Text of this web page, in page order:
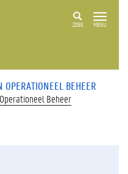
ZOEK MENU
OPERATIONEEL BEHEER
Beheer